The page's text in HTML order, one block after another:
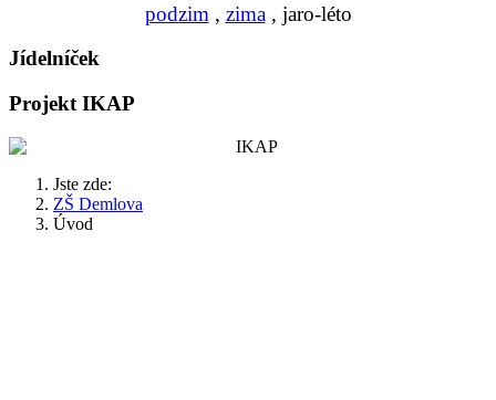
podzim , zima, jaro-léto
Jídelníček
Projekt IKAP
Jste zde:
ZŠ Demlova
Úvod